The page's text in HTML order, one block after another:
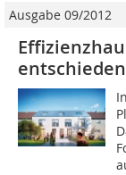
Ausgabe 09/2012